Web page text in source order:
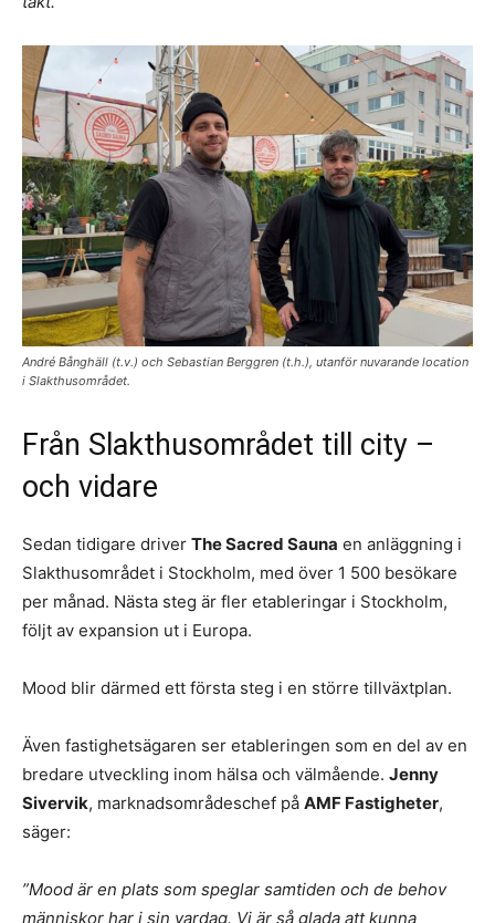
André Bånghäll (t.v.) och Sebastian Berggren (t.h.), utanför nuvarande location
i Slakthusområdet.
Från Slakthusområdet till city –
och vidare
Sedan tidigare driver The Sacred Sauna en anläggning i
Slakthusområdet i Stockholm, med över 1 500 besökare
per månad. Nästa steg är fler etableringar i Stockholm,
följt av expansion ut i Europa.
Mood blir därmed ett första steg i en större tillväxtplan.
Även fastighetsägaren ser etableringen som en del av en
bredare utveckling inom hälsa och välmående. Jenny
Sivervik, marknadsområdeschef på AMF Fastigheter,
säger:
”Mood är en plats som speglar samtiden och de behov
människor har i sin vardag. Vi är så glada att kunna